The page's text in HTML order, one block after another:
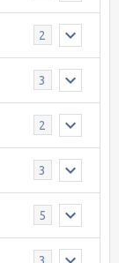
2
3
2
3
5
3